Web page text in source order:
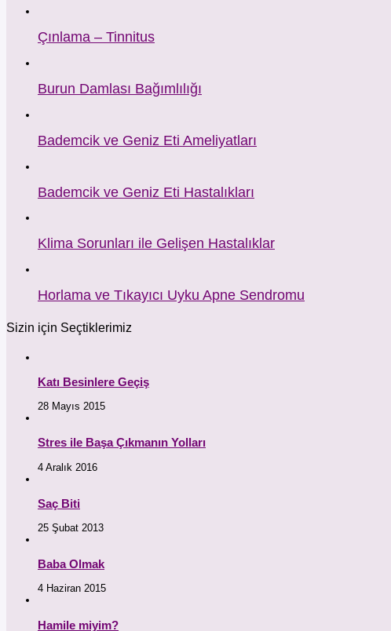
Çınlama – Tinnitus
Burun Damlası Bağımlılığı
Bademcik ve Geniz Eti Ameliyatları
Bademcik ve Geniz Eti Hastalıkları
Klima Sorunları ile Gelişen Hastalıklar
Horlama ve Tıkayıcı Uyku Apne Sendromu
Sizin için Seçtiklerimiz
Katı Besinlere Geçiş
28 Mayıs 2015
Stres ile Başa Çıkmanın Yolları
4 Aralık 2016
Saç Biti
25 Şubat 2013
Baba Olmak
4 Haziran 2015
Hamile miyim?